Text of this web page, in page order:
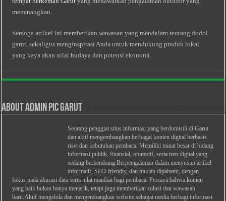
menenangkan.
Semoga artikel ini memberikan wawasan yang mendalam tentang dodol
garut, sekaligus menginspirasi Anda untuk mendukung produk lokal
yang kaya akan nilai budaya dan potensi ekonomi.
About Admin PIC Garut
Seorang penggiat situs informasi yang berdomisili di Garut
dan aktif mengembangkan berbagai konten digital berbasis
riset dan kebutuhan pembaca. Memiliki minat besar di bidang
informasi publik, finansial, otomotif, serta tren digital yang
sedang berkembang.Berpengalaman dalam menyusun artikel
informatif, SEO-friendly, dan mudah dipahami, dengan
fokus pada akurasi data serta nilai manfaat bagi pembaca. Percaya bahwa konten
yang baik bukan hanya menarik, tetapi juga memberikan solusi dan wawasan
baru.Aktif mengelola dan mengembangkan website sebagai media berbagi informasi